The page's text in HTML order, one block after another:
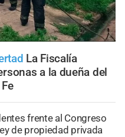
La Fiscalía
a la dueña del
frente al Congreso
de propiedad privada